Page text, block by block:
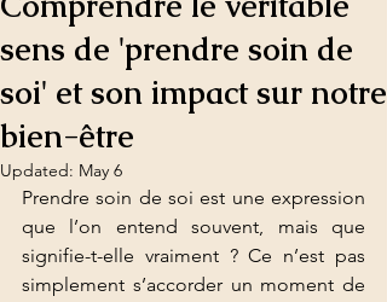
sens de 'prendre soin de
soi' et son impact sur notre
bien-être
Updated: May 6
Prendre soin de soi est une expression
que l’on entend souvent, mais que
signifie-t-elle vraiment ? Ce n’est pas
simplement s’accorder un moment de